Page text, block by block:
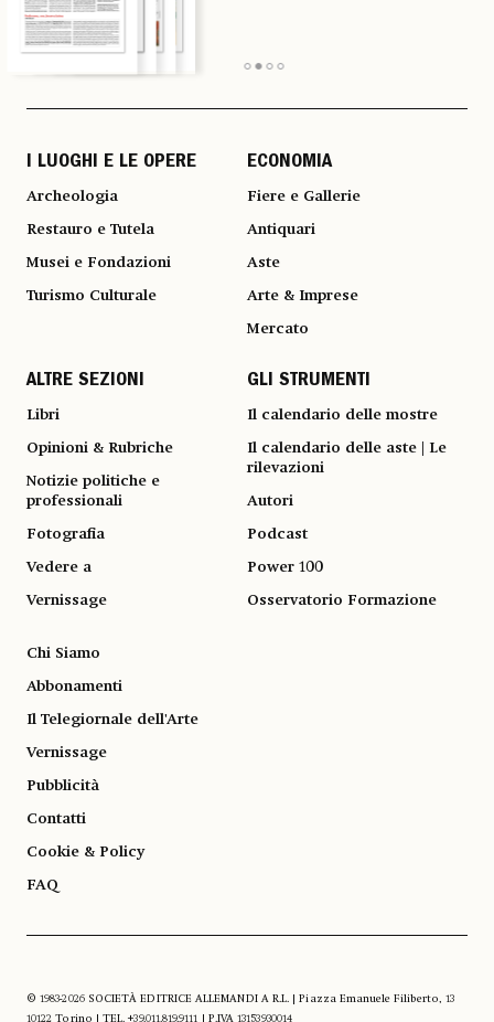
I LUOGHI E LE OPERE
Archeologia
Restauro e Tutela
Musei e Fondazioni
Turismo Culturale
ECONOMIA
Fiere e Gallerie
Antiquari
Aste
Arte & Imprese
Mercato
ALTRE SEZIONI
Libri
Opinioni & Rubriche
Notizie politiche e
professionali
Fotografia
Vedere a
Vernissage
GLI STRUMENTI
Il calendario delle mostre
Il calendario delle aste | Le
rilevazioni
Autori
Podcast
Power 100
Osservatorio Formazione
Chi Siamo
Abbonamenti
Il Telegiornale dell'Arte
Vernissage
Pubblicità
Contatti
Cookie & Policy
FAQ
© 1983-2026 SOCIETÀ EDITRICE ALLEMANDI A R.L. | Piazza Emanuele Filiberto, 13
10122 Torino | TEL. +39.011.819.9111 | P.IVA 13153930014